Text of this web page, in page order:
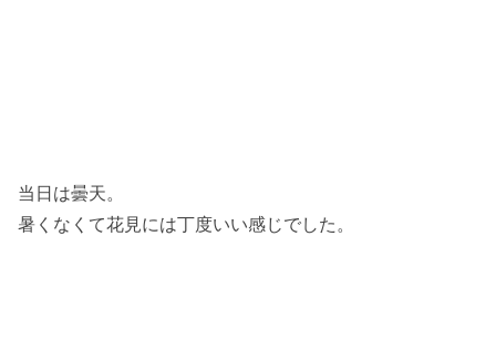
当日は曇天。
暑くなくて花見には丁度いい感じでした。